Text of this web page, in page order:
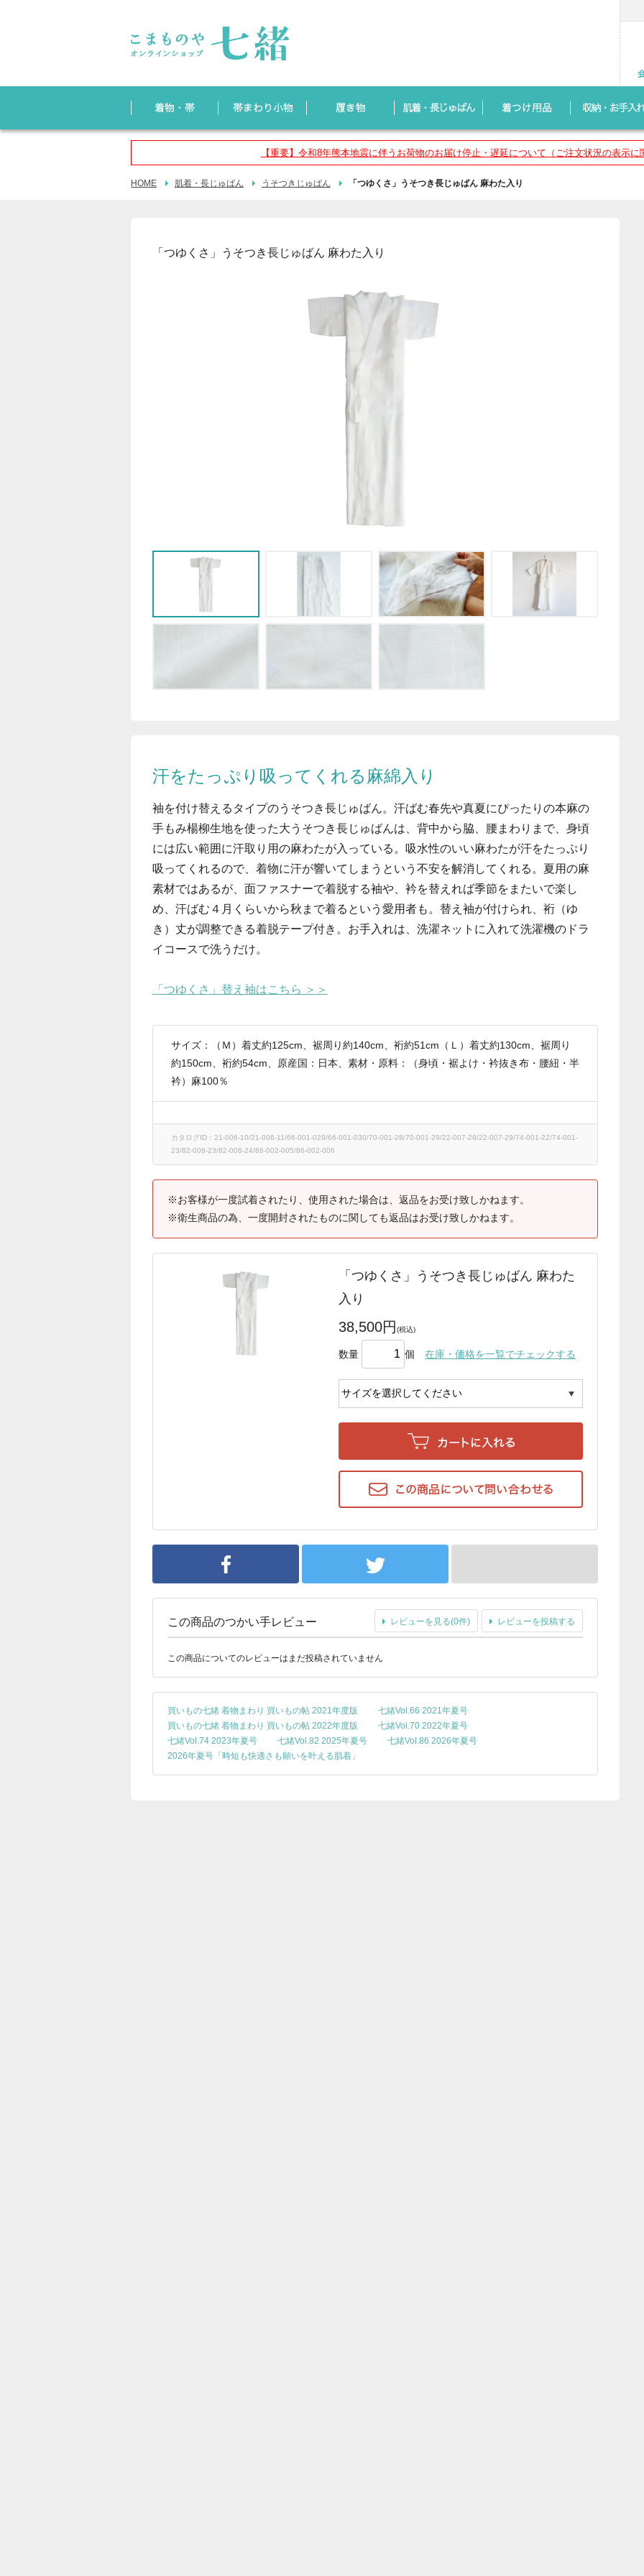
【重要】令和8年熊本地震に伴うお荷物のお届け停止・遅延について（ご注文状況の表示に
HOME 肌着・長じゅばん うそつきじゅばん 「つゆくさ」うそつき長じゅばん 麻わた入り
「つゆくさ」うそつき長じゅばん 麻わた入り
汗をたっぷり吸ってくれる麻綿入り
袖を付け替えるタイプのうそつき長じゅばん。汗ばむ春先や真夏にぴったりの本麻の
手もみ楊柳生地を使った大うそつき長じゅばんは、背中から脇、腰まわりまで、身頃
には広い範囲に汗取り用の麻わたが入っている。吸水性のいい麻わたが汗をたっぷり
吸ってくれるので、着物に汗が響いてしまうという不安を解消してくれる。夏用の麻
素材ではあるが、面ファスナーで着脱する袖や、衿を替えれば季節をまたいで楽し
め、汗ばむ４月くらいから秋まで着るという愛用者も。替え袖が付けられ、裄（ゆ
き）丈が調整できる着脱テープ付き。お手入れは、洗濯ネットに入れて洗濯機のドラ
イコースで洗うだけ。
「つゆくさ」替え袖はこちら ＞＞
サイズ：（Ｍ）着丈約125cm、裾周り約140cm、裄約51cm（Ｌ）着丈約130cm、裾周り
約150cm、裄約54cm、原産国：日本、素材・原料：（身頃・裾よけ・衿抜き布・腰紐・半
衿）麻100％
カタログID：21-006-10/21-006-11/66-001-029/66-001-030/70-001-28/70-001-29/22-007-28/22-007-29/74-001-22/74-001-
23/82-008-23/82-008-24/86-002-005/86-002-006
※お客様が一度試着されたり、使用された場合は、返品をお受け致しかねます。
※衛生商品の為、一度開封されたものに関しても返品はお受け致しかねます。
「つゆくさ」うそつき長じゅばん 麻わた
入り
38,500円
数量 個 在庫・価格を一覧でチェックする
この商品のつかい手レビュー レビューを見る(0件) レビューを投稿する
この商品についてのレビューはまだ投稿されていません
買いもの七緒 着物まわり 買いもの帖 2021年度版
七緒Vol.66 2021年夏号
買いもの七緒 着物まわり 買いもの帖 2022年度版
七緒Vol.70 2022年夏号
七緒Vol.74 2023年夏号
七緒Vol.82 2025年夏号
七緒Vol.86 2026年夏号
2026年夏号「時短も快適さも願いを叶える肌着」